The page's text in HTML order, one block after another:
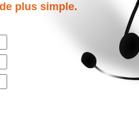
plus simple.